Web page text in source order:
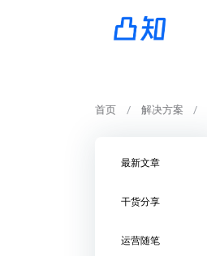
首页 解决方案
最新文章
干货分享
运营随笔